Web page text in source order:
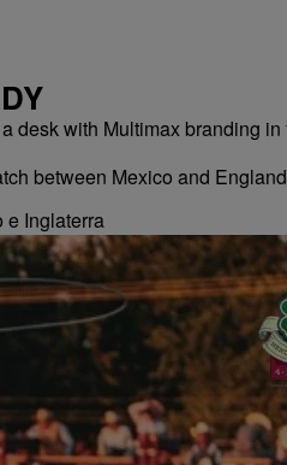
e Inglaterra